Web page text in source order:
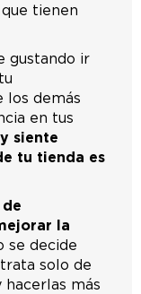
tienen
gustando ir
los demás
en tus
siente
tu tienda es
la
se decide
solo de
hacerlas más